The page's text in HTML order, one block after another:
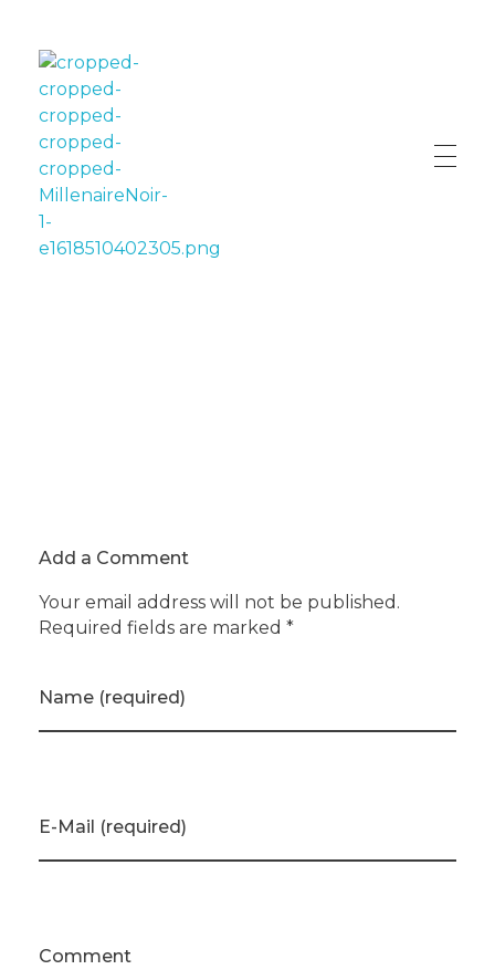
Add a Comment
Your email address will not be published.
Required fields are marked *
Name (required)
E-Mail (required)
Comment